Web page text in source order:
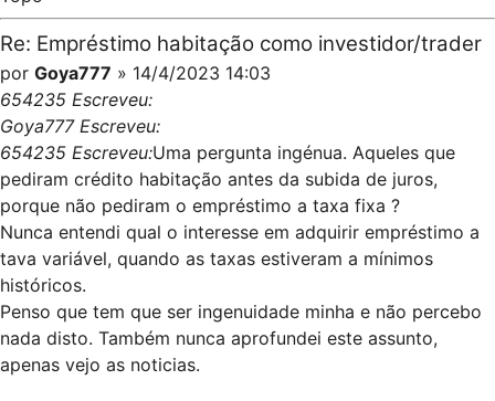
Re: Empréstimo habitação como investidor/trader
por Goya777 » 14/4/2023 14:03
654235 Escreveu:
Goya777 Escreveu:
654235 Escreveu:Uma pergunta ingénua. Aqueles que
pediram crédito habitação antes da subida de juros,
porque não pediram o empréstimo a taxa fixa ?
Nunca entendi qual o interesse em adquirir empréstimo a
tava variável, quando as taxas estiveram a mínimos
históricos.
Penso que tem que ser ingenuidade minha e não percebo
nada disto. Também nunca aprofundei este assunto,
apenas vejo as noticias.